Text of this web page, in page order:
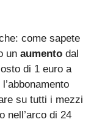
come sapete
un aumento dal
di 1 euro a
su tutti i mezzi
nell’arco di 24